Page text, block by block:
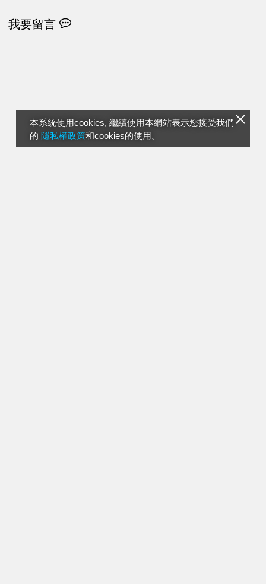
本系統使用cookies, 繼續使用本網站表示您接受我們
的 隱私權政策和cookies的使用。
我要留言